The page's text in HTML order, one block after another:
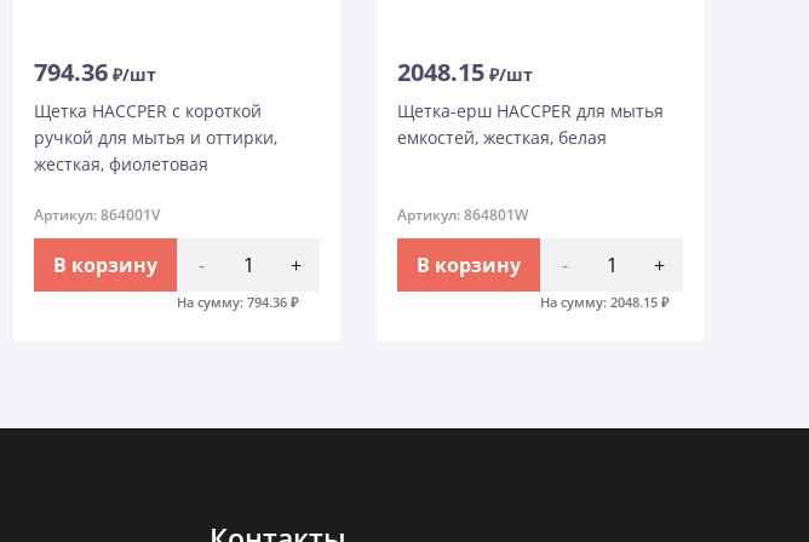
794.36 ₽/шт
Щетка HACCPER с короткой
ручкой для мытья и оттирки,
жесткая, фиолетовая
Артикул: 864001V
В корзину - +
На сумму: 794.36 ₽
2048.15 ₽/шт
Щетка-ерш HACCPER для мытья
емкостей, жесткая, белая
Артикул: 864801W
В корзину - +
На сумму: 2048.15 ₽